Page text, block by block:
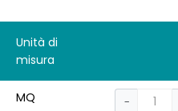
Unità di
misura
MQ −